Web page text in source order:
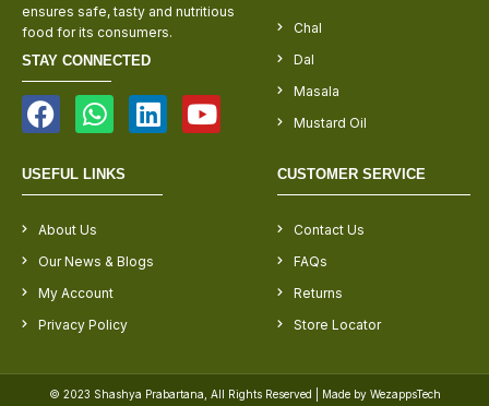
ensures safe, tasty and nutritious
food for its consumers.
STAY CONNECTED
Chal
Dal
Masala
Mustard Oil
USEFUL LINKS
About Us
Our News & Blogs
My Account
Privacy Policy
CUSTOMER SERVICE
Contact Us
FAQs
Returns
Store Locator
© 2023 Shashya Prabartana, All Rights Reserved | Made by WezappsTech